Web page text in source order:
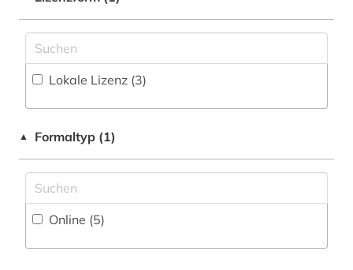
kohlendioxid (1)
migration (1)
soziologie (1)
Lokale Lizenz (3)
▲ Formaltyp (1)
Online (5)